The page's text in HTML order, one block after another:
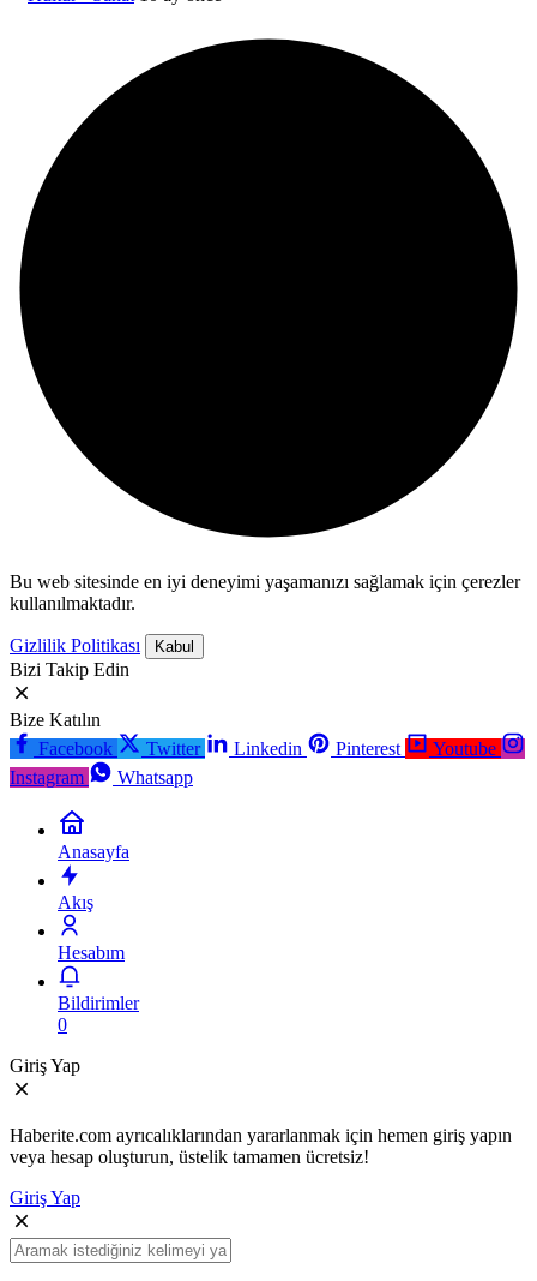
Bu web sitesinde en iyi deneyimi yaşamanızı sağlamak için çerezler
kullanılmaktadır.
Gizlilik Politikası Kabul
Bizi Takip Edin
Bize Katılın
Facebook
Twitter Linkedin Pinterest
Youtube
Instagram
Whatsapp
Anasayfa
Akış
Hesabım
Bildirimler
0
Giriş Yap
Haberite.com ayrıcalıklarından yararlanmak için hemen giriş yapın
veya hesap oluşturun, üstelik tamamen ücretsiz!
Giriş Yap